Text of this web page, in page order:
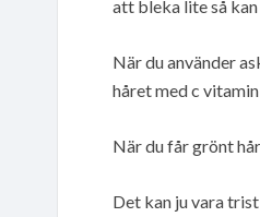
att bleka lite så
När du använder
håret med c
När du får grönt hår
Det kan ju vara